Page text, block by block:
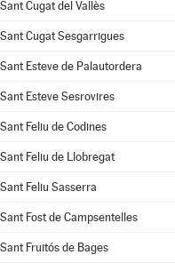
Sant Cugat del Vallès
Sant Cugat Sesgarrigues
Sant Esteve de Palautordera
Sant Esteve Sesrovires
Sant Feliu de Codines
Sant Feliu de Llobregat
Sant Feliu Sasserra
Sant Fost de Campsentelles
Sant Fruitós de Bages